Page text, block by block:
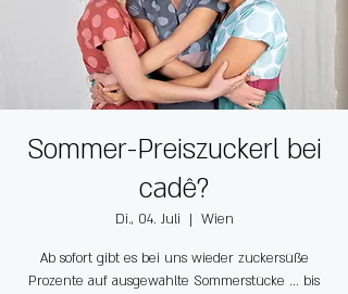
Sommer-Preiszuckerl bei
cadê?
Di., 04. Juli
  |
Wien
Ab sofort gibt es bei uns wieder zuckersüße
Prozente auf ausgewählte Sommerstücke ... bis